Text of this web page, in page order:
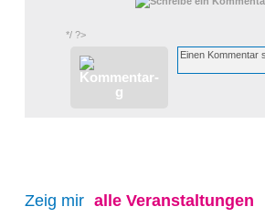
*/ ?>
Zeig mir alle Veranstaltungen